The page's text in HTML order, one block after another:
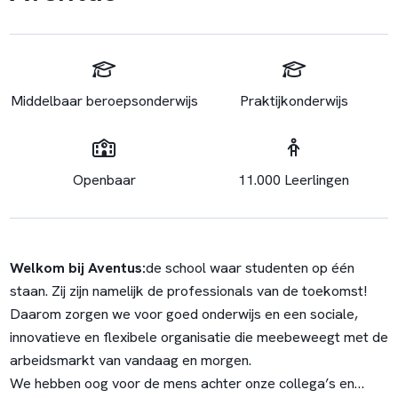
Middelbaar beroepsonderwijs Praktijkonderwijs
Openbaar 11.000 Leerlingen
Welkom bij Aventus:de school waar studenten op één
staan. Zij zijn namelijk de professionals van de toekomst!
Daarom zorgen we voor goed onderwijs en een sociale,
innovatieve en flexibele organisatie die meebeweegt met de
arbeidsmarkt van vandaag en morgen.
We hebben oog voor de mens achter onze collega’s en